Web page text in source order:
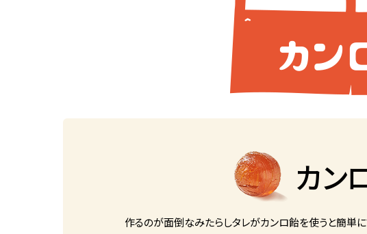
カン
作るのが面倒なみたらしタレがカンロ飴を使うと簡単に